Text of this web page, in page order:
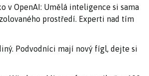
v OpenAI: Umělá inteligence si sama
prostředí. Experti nad tím
Podvodníci mají nový fígl, dejte si